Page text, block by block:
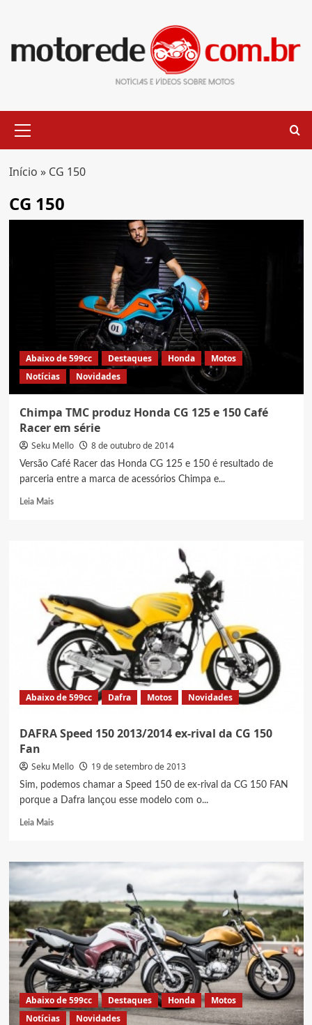
content
Menu
Início » CG 150
CG 150
Abaixo de 599cc Destaques Honda
Motos
Notícias
Novidades
Chimpa TMC produz Honda CG 125 e 150 Café
Racer em série
Seku Mello 8 de outubro de 2014
Versão Café Racer das Honda CG 125 e 150 é resultado de
parceria entre a marca de acessórios Chimpa e...
Leia MaisRead
CG
125
e
150
Café
Racer
em
série
Abaixo de 599cc Dafra Motos Novidades
DAFRA Speed 150 2013/2014 ex-rival da CG 150
Fan
Seku Mello 19 de setembro de 2013
Sim, podemos chamar a Speed 150 de ex-rival da CG 150 FAN
porque a Dafra lançou esse modelo com o...
Leia MaisRead
DAFRA
2013/2014
ex-
rival
da
CG
150
Fan
Abaixo de 599cc Destaques Honda
Motos
Notícias
Novidades